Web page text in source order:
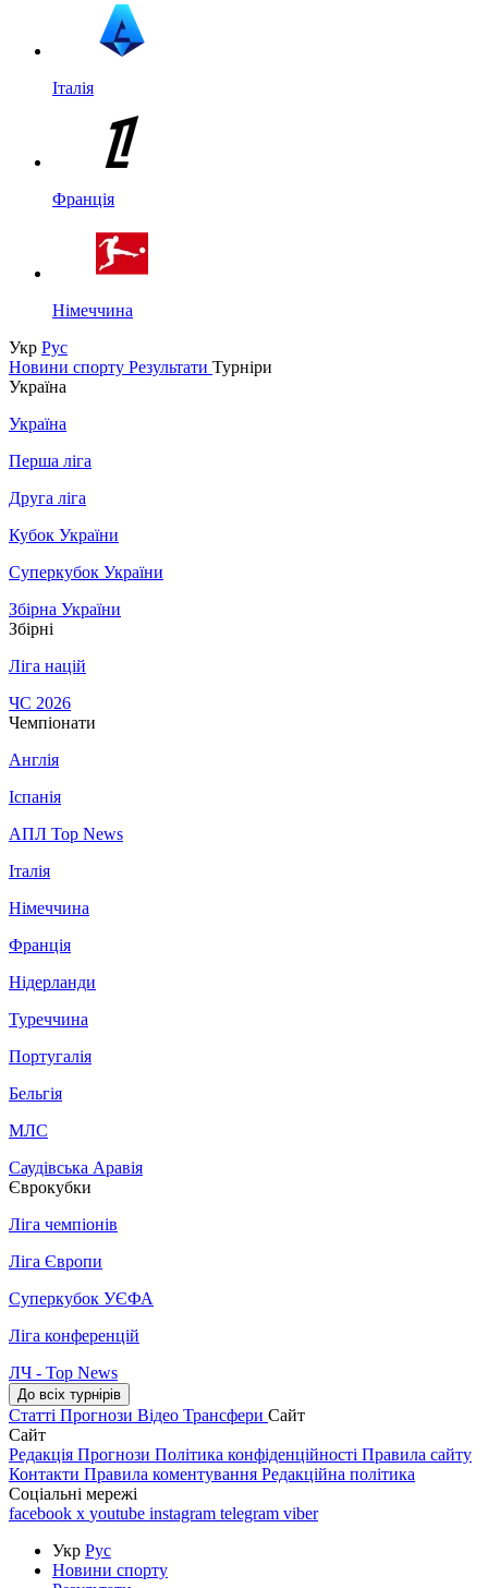
Італія
Франція
Німеччина
Укр Рус
Новини спорту Результати Турніри
Україна
Україна
Перша ліга
Друга ліга
Кубок України
Суперкубок України
Збірна України
Збірні
Ліга націй
ЧС 2026
Чемпіонати
Англія
Іспанія
АПЛ Top News
Італія
Німеччина
Франція
Нідерланди
Туреччина
Португалія
Бельгія
МЛС
Саудівська Аравія
Єврокубки
Ліга чемпіонів
Ліга Європи
Суперкубок УЄФА
Ліга конференцій
ЛЧ - Top News
До всіх турнірів
Статті Прогнози Відео Трансфери Сайт
Сайт
Редакція Прогнози Політика конфіденційності Правила сайту
Контакти Правила коментування Редакційна політика
Соціальні мережі
facebook x youtube instagram telegram viber
Укр Рус
Новини спорту